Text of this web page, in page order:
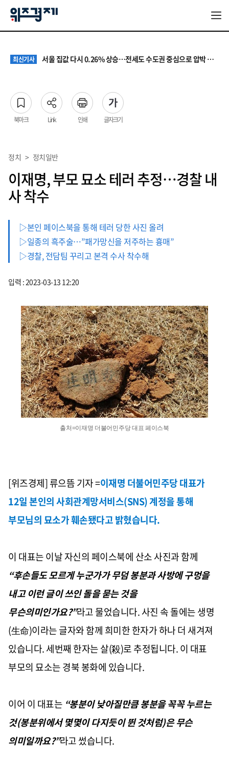
최신기사 서울 집값 다시 0.26% 상승…전세도 수도권 중심으로 압박 커져
최신기사 원·하청 교섭 갈등에 안전 지원 위축까지… 노란봉투법 불확실성 해법은
최신기사 청소년 혐오 표현, '처벌과 낙인'에서 '교양과 상식'으로
북마크 Link 인쇄 글자크기
정치 > 정치일반
이재명, 부모 묘소 테러 추정…경찰 내
사 착수
▷본인 페이스북을 통해 테러 당한 사진 올려
▷일종의 흑주술…”패가망신을 저주하는 흉매”
▷경찰, 전담팀 꾸리고 본격 수사 착수해
입력 : 2023-03-13 12:20
출처=이재명 더불어민주당 대표 페이스북
[위즈경제] 류으뜸 기자 =이재명 더불어민주당 대표가
12일 본인의 사회관계망서비스(SNS)계정을 통해
부모님의 묘소가 훼손됐다고 밝혔습니다.
이 대표는 이날 자신의 페이스북에 산소 사진과 함께
“후손들도 모르게 누군가가 무덤 봉분과 사방에 구멍을
내고 이런 글이 쓰인 돌을 묻는 것을
무슨의미인가요?”라고 물었습니다.사진 속 돌에는 생명
(生命)이라는 글자와 함께 희미한 한자가 하나 더 새겨져
있습니다.세번째 한자는 살(殺)로 추정됩니다.이 대표
부모의 묘소는 경북 봉화에 있습니다.
이어 이 대표는 “봉분이 낮아질만큼 봉분을 꼭꼭 누르는
것(봉분위에서 몇몇이 다지듯이 뛴 것처럼)은 무슨
의미일까요?”라고 썼습니다.